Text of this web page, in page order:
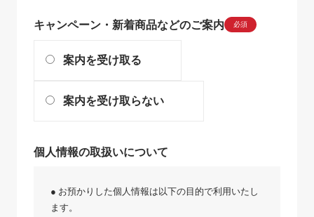
キャンペーン・新着商品などのご案内 必須
案内を受け取る
案内を受け取らない
個人情報の取扱いについて
● お預かりした個人情報は以下の目的で利用いたし
ます。